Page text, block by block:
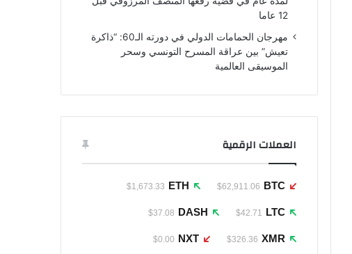
12 عاما
مهرجان الحمامات الدولي في دورته الـ60: “ذاكرة
تعيش” بين عراقة المسرح التونسي وسحر
الموسيقى العالمية
العملات الرقمية
BTC
$62,911.06
ETH
$1,673.33
LTC
$42.71
DASH
$37.08
XMR
$326.36
NXT
$0.00